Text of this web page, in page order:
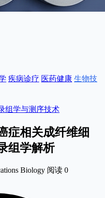
疾病诊疗 医药健康 生物技
组学与测序技术
症相关成纤维细
组学解析
Biology 阅读 0